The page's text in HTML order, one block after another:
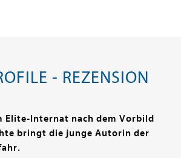
- REZENSION
Elite-Internat nach dem Vorbild
bringt die junge Autorin der